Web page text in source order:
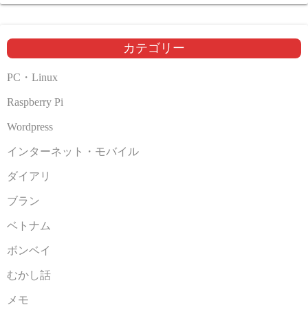
カ
ブ
カテゴリー
PC・Linux
Raspberry Pi
Wordpress
インターネット・モバイル
ダイアリ
ブラン
ベトナム
ボンベイ
むかし話
メモ